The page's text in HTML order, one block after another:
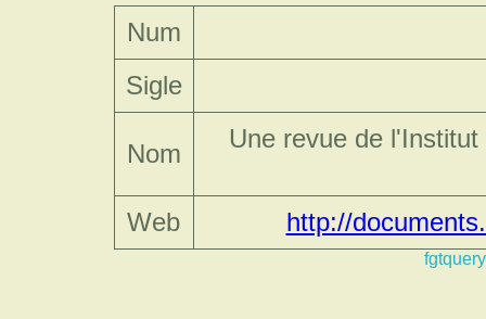
Num
Sigle
Nom
Une revue de
Web http://